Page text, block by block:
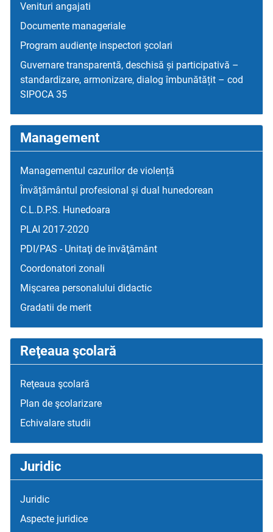
Venituri angajati
Documente manageriale
Program audienţe inspectori școlari
Guvernare transparentă, deschisă și participativă –
standardizare, armonizare, dialog îmbunătățit – cod
SIPOCA 35
Management
Managementul cazurilor de violență
Învățământul profesional și dual hunedorean
C.L.D.P.S. Hunedoara
PLAI 2017-2020
PDI/PAS - Unitaţi de învăţământ
Coordonatori zonali
Mişcarea personalului didactic
Gradatii de merit
Reţeaua şcolară
Reţeaua şcolară
Plan de şcolarizare
Echivalare studii
Juridic
Juridic
Aspecte juridice